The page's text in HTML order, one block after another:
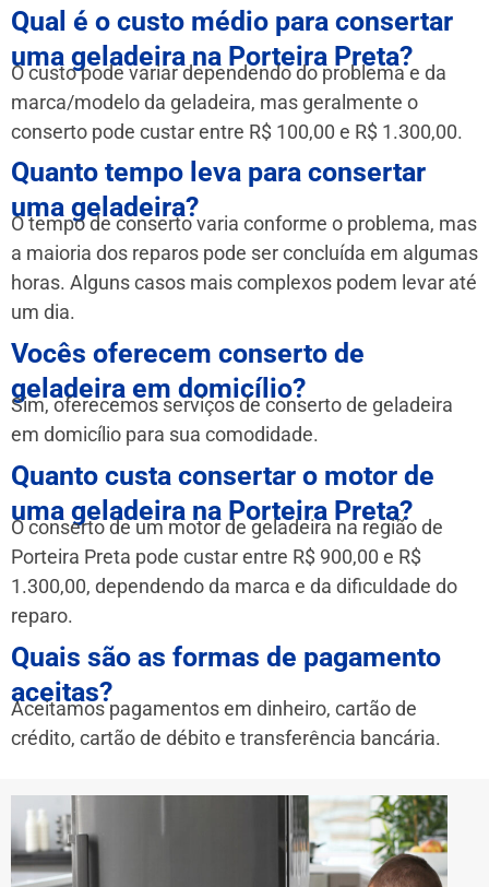
Qual é o custo médio para consertar
uma geladeira na Porteira Preta?
O custo pode variar dependendo do problema e da
marca/modelo da geladeira, mas geralmente o
conserto pode custar entre R$ 100,00 e R$ 1.300,00.
Quanto tempo leva para consertar
uma geladeira?
O tempo de conserto varia conforme o problema, mas
a maioria dos reparos pode ser concluída em algumas
horas. Alguns casos mais complexos podem levar até
um dia.
Vocês oferecem conserto de
geladeira em domicílio?
Sim, oferecemos serviços de conserto de geladeira
em domicílio para sua comodidade.
Quanto custa consertar o motor de
uma geladeira na Porteira Preta?
O conserto de um motor de geladeira na região de
Porteira Preta pode custar entre R$ 900,00 e R$
1.300,00, dependendo da marca e da dificuldade do
reparo.
Quais são as formas de pagamento
aceitas?
Aceitamos pagamentos em dinheiro, cartão de
crédito, cartão de débito e transferência bancária.